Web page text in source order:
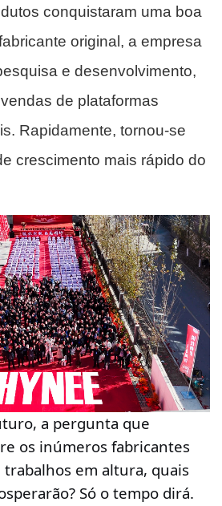
conquistaram uma boa
original, a empresa
e desenvolvimento,
de plataformas
Rapidamente, tornou-se
crescimento mais rápido do
a pergunta que
os inúmeros fabricantes
trabalhos em altura, quais
Só o tempo dirá.